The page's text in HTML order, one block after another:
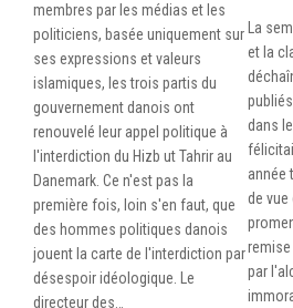
membres par les médias et les
politiciens, basée uniquement sur
ses expressions et valeurs
islamiques, les trois partis du
gouvernement danois ont
renouvelé leur appel politique à
l'interdiction du Hizb ut Tahrir au
Danemark. Ce n'est pas la
première fois, loin s'en faut, que
des hommes politiques danois
jouent la carte de l'interdiction par
désespoir idéologique. Le
directeur des…
La
et la
dans
année
de vue
par